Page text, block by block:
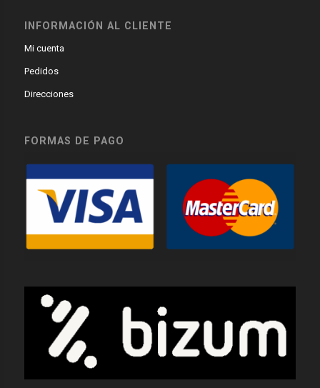
INFORMACIÓN AL CLIENTE
Mi cuenta
Pedidos
Direcciones
FORMAS DE PAGO